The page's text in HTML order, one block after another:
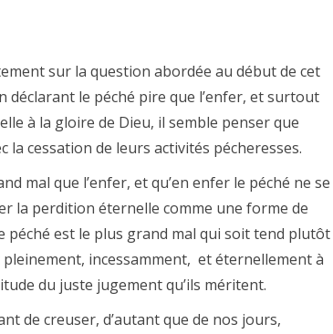
sur la question abordée au début de cet
déclarant le péché pire que l’enfer, et surtout
à la gloire de Dieu, il semble penser que
la cessation de leurs activités pécheresses.
mal que l’enfer, et qu’en enfer le péché ne se
la perdition éternelle comme une forme de
péché est le plus grand mal qui soit tend plutôt
incessamment, et éternellement à
du juste jugement qu’ils méritent.
de creuser, d’autant que de nos jours,